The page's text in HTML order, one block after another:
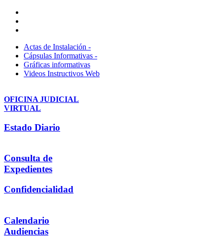
Actas de Instalación -
Cápsulas Informativas -
Gráficas informativas
Videos Instructivos Web
OFICINA JUDICIAL
VIRTUAL
Estado Diario
Consulta de
Expedientes
Confidencialidad
Calendario
Audiencias